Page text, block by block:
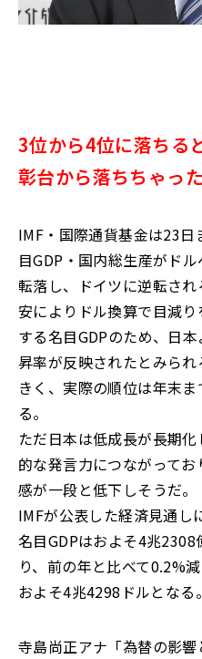
3位から4位に落ちる
彰台から落ちちゃっ
IMF・国際通貨基金は23
目GDP・国内総生産がド
転落し、ドイツに逆転さ
安によりドル換算で目減
する名目GDPのため、日
昇率が反映されたとみら
きく、実際の順位は年末
る。
ただ日本は低成長が長期
的な発言力につながって
感が一段と低下しそうだ。
IMFが公表した経済見通し
名目GDPはおよそ4兆
り、前の年と比べて0.2%
およそ4兆4298ドルとなる。
寺島尚正アナ「為替の影